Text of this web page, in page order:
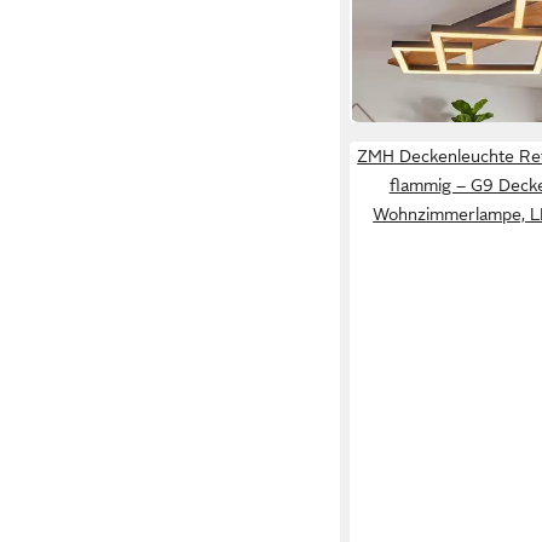
Schwarz/Holzoptik/
79,99 € UVP119,90 €
-33%
in 3-4 Werktagen bei dir
ZMH Deckenleuchte
flammig – G9
Wohnzimmerlampe,